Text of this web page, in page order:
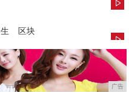
区块
广告